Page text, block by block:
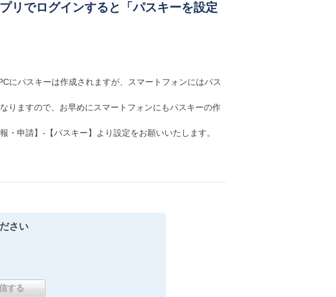
リでログインすると「パスキーを設定
にパスキーは作成されますが、スマートフォンにはパス
りますので、お早めにスマートフォンにもパスキーの作
・申請】-【パスキー】より設定をお願いいたします。
さい